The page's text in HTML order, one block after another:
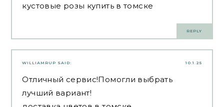
кустовые розы купить в томске
REPLY
10.1.25
WILLIAMRUP SAID:
Отличный сервис!Помогли выбрать
лучший вариант!